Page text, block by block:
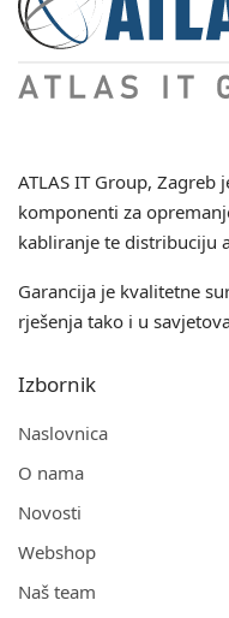
ATLAS IT Group, Zagreb
komponenti za
kabliranje te distribuciju
Garancija je kvalitetne
rješenja tako i u
Izbornik
Naslovnica
O nama
Novosti
Webshop
Naš team